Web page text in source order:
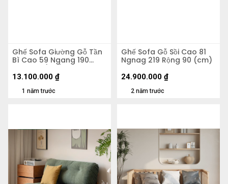
Ghế Sofa Giường Gỗ Tần
Bì Cao 59 Ngang 190
Rộng 80 (cm)
1 năm trước
13.100.000 ₫
Ghế Sofa Gỗ Sồi Cao 81
Ngnag 219 Rộng 90 (cm)
2 năm trước
24.900.000 ₫